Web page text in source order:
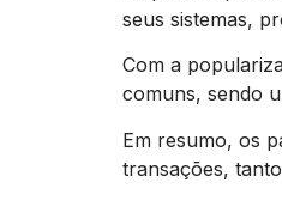
seus sistemas,
Com a
comuns, sendo
Em resumo, os
transações,